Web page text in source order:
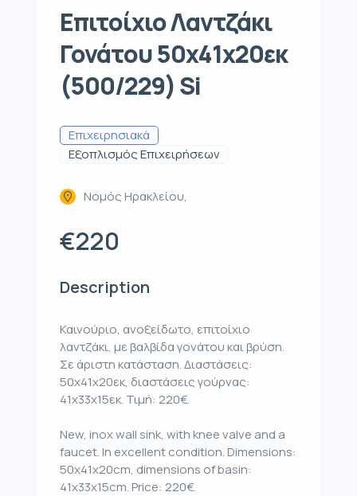
Επιτοίχιο Λαντζάκι
Γονάτου 50x41x20εκ
(500/229) Si
Επιχειρησιακά
Εξοπλισμός Επιχειρήσεων
Νομός Ηρακλείου,
€220
Description
Καινούριο, ανοξείδωτο, επιτοίχιο
λαντζάκι, με βαλβίδα γονάτου και βρύση.
Σε άριστη κατάσταση. Διαστάσεις:
50x41x20εκ, διαστάσεις γούρνας:
41x33x15εκ. Τιμή: 220€.
New, inox wall sink, with knee valve and a
faucet. In excellent condition. Dimensions:
50x41x20cm, dimensions of basin:
41x33x15cm. Price: 220€.